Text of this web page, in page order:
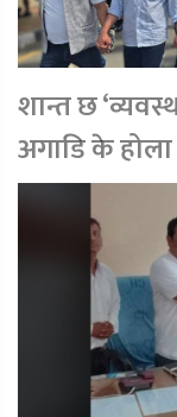
शान्त छ
अगाडि के